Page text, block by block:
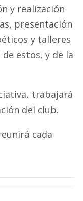
y realización
presentación
y talleres
estos, y de la
trabajará
del club.
cada